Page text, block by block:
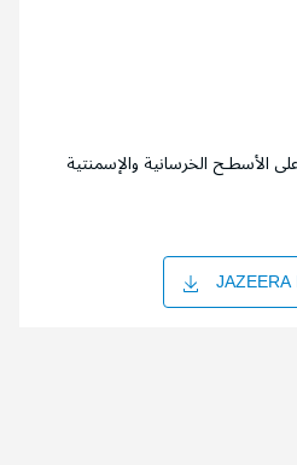
الأسطـح الخرسانية والإسمنتية